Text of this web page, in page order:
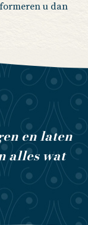
u dan
en laten
alles wat